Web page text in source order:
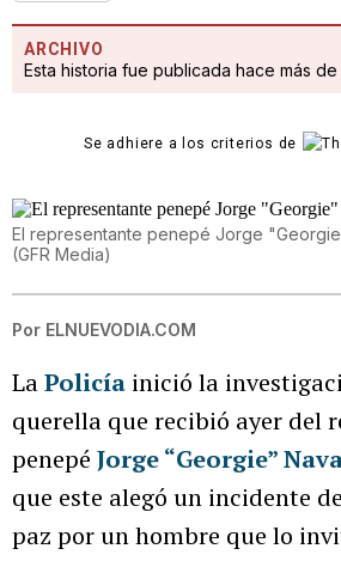
ARCHIVO
Esta historia fue publicada hace más de
Se adhiere a los criterios de
El representante penepé Jorge
(GFR Media)
Por ELNUEVODIA.COM
LaPolicía inició la
querella que recibió ayer del
penepé Jorge “Georgie”
que este alegó un incidente
paz por un hombre que lo